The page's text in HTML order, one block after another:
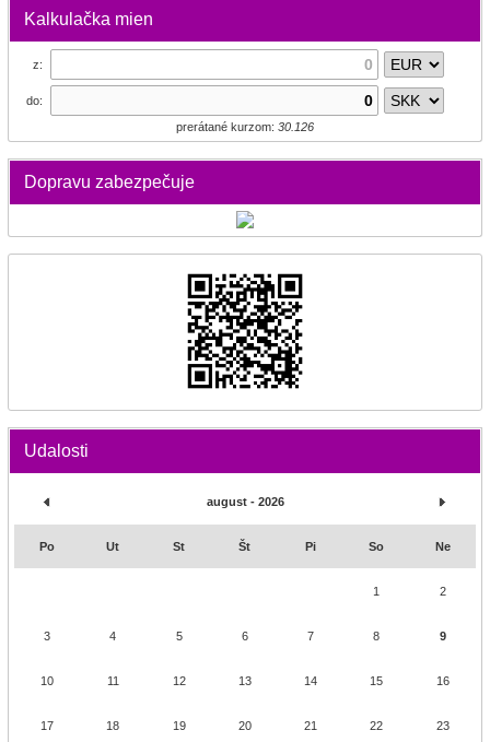
Kalkulačka mien
z:
do:
prerátané kurzom: 30.126
Dopravu zabezpečuje
Udalosti
august - 2026
Po Ut St Št Pi So Ne
1 2
3 4 5 6 7 8 9
10 11 12 13 14 15 16
17 18 19 20 21 22 23